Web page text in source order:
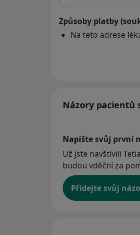
Způsoby platby
Na teto adrese
Názory pacientů
Napište svůj první
Už jste navštívili
budou vděční za
Přidejte svůj